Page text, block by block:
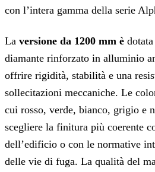
con l’intera gamma della serie
La versione da 1200 mm è
diamante rinforzato in alluminio
offrire rigidità, stabilità e una
sollecitazioni meccaniche. Le
cui rosso, verde, bianco, grigio e
scegliere la finitura più coerente
dell’edificio o con le normative
delle vie di fuga. La qualità del